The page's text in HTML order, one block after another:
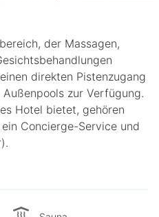
der Massagen,
direkten Pistenzugang
zur Verfügung.
Hotel bietet, gehören
Concierge-Service und